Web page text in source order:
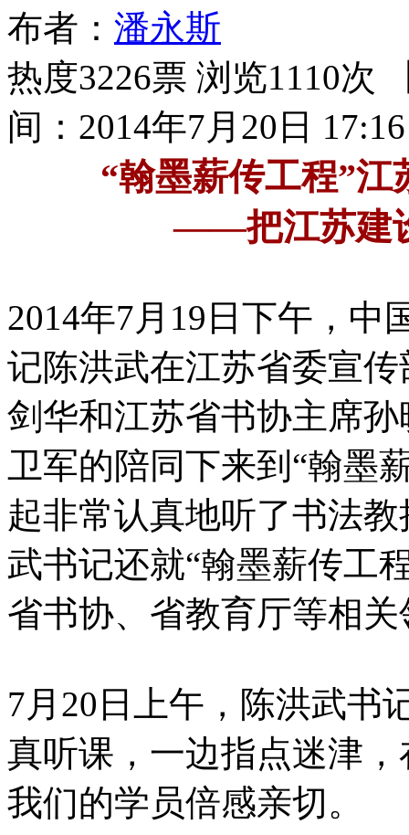
布者： 潘永斯
热度3226票 浏览1110次
间：2014年7月20日 17:16
“翰墨薪传工程”
——把江苏建
2014年7月19日下午，中
记陈洪武在江苏省委宣
剑华和江苏省书协主席
卫军的陪同下来到“翰墨
起非常认真地听了书法
武书记还就“翰墨薪传工
省书协、省教育厅等相
7月20日上午，陈洪武书
真听课，一边指点迷津
我们的学员倍感亲切。